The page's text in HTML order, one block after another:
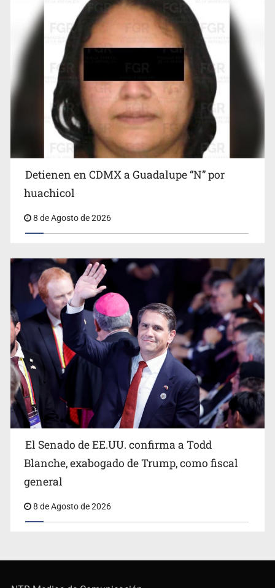
Interpol
Ciclosporiasis no representa un riesgo epidemiológico
masivo
Detienen en CDMX a Guadalupe “N” por
huachicol
8 de Agosto de 2026
El Senado de EE.UU. confirma a Todd
Blanche, exabogado de Trump, como fiscal
general
8 de Agosto de 2026